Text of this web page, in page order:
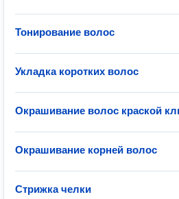
Тонирование волос
Укладка коротких волос
Окрашивание волос краской
Окрашивание корней волос
Стрижка челки